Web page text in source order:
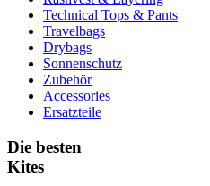
Technical Tops & Pants
Travelbags
Drybags
Sonnenschutz
Zubehör
Accessories
Ersatzteile
Die besten
Kites